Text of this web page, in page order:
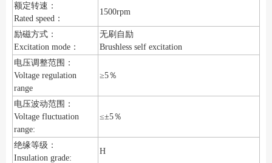
额定转速：
Rated speed：
1500rpm
励磁方式：
Excitation mode：
无刷自励
Brushless self excitation
电压调整范围：
Voltage regulation
range
≥5％
电压波动范围：
Voltage fluctuation
range:
≤±5％
绝缘等级：
Insulation grade:
H